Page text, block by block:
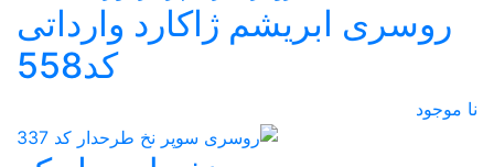
روسری ابریشم ژاکارد وارداتی
کد558
نا موجود